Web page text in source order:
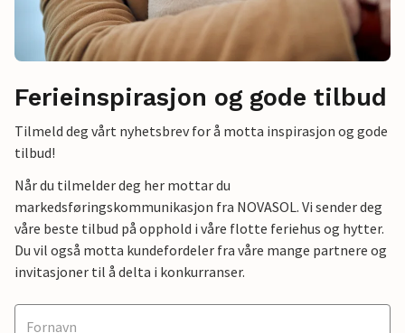
Ferieinspirasjon og gode tilbud
Tilmeld deg vårt nyhetsbrev for å motta inspirasjon og gode
tilbud!
Når du tilmelder deg her mottar du
markedsføringskommunikasjon fra NOVASOL. Vi sender deg
våre beste tilbud på opphold i våre flotte feriehus og hytter.
Du vil også motta kundefordeler fra våre mange partnere og
invitasjoner til å delta i konkurranser.